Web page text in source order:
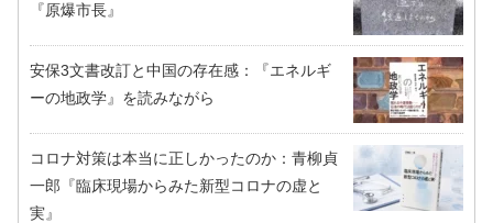
『原爆市長』
安保3文書改訂と中国の存在感：『エネルギ
ーの地政学』を読みながら
コロナ対策は本当に正しかったのか：青柳貞
一郎『臨床現場からみた新型コロナの虚と
実』